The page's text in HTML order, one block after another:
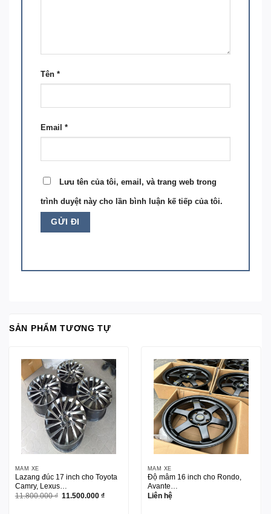
Tên *
Email *
Lưu tên của tôi, email, và trang web trong
trình duyệt này cho lần bình luận kế tiếp của tôi.
SẢN PHẨM TƯƠNG TỰ
MÂM XE
Lazang đúc 17 inch cho Toyota
Camry, Lexus…
11.800.000₫ Giá
11.500.000₫Giá
MÂM XE
Độ mâm 16 inch cho Rondo,
Avante…
Liên hệ